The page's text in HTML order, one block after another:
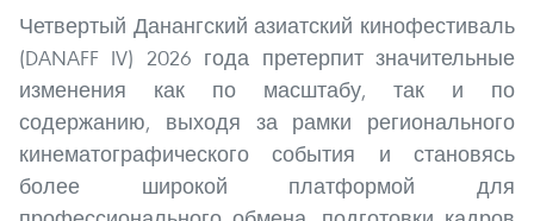
Четвертый Данангский азиатский кинофестиваль
(DANAFF IV) 2026 года претерпит значительные
изменения как по масштабу, так и по
содержанию, выходя за рамки регионального
кинематографического события и становясь
более широкой платформой для